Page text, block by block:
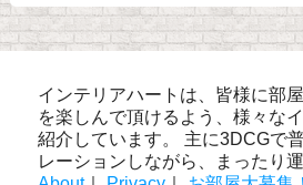
インテリアハートは、皆様に部
を楽しんで頂けるよう、様々な
紹介しています。 主に3DCGで
レーションしながら、まったり